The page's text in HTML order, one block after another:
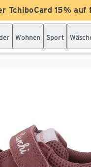
TchiboCard 15%
Wohnen Sport